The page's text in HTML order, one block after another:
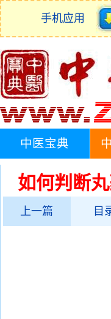
手机应用
中医宝典
如何判断
上一篇 目